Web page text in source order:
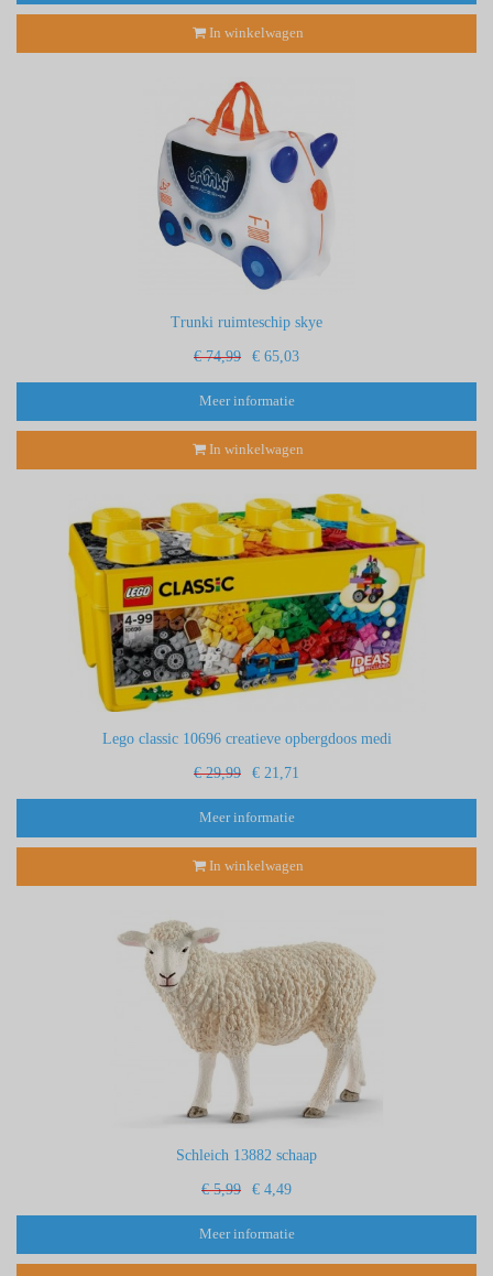
In winkelwagen
Trunki ruimteschip skye
€ 74,99 € 65,03
Meer informatie
In winkelwagen
Lego classic 10696 creatieve opbergdoos medi
€ 29,99 € 21,71
Meer informatie
In winkelwagen
Schleich 13882 schaap
€ 5,99 € 4,49
Meer informatie